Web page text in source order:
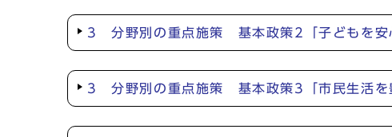
3 分野別の重点施策 基本政策2「子どもを安
3 分野別の重点施策 基本政策3「市民生活を